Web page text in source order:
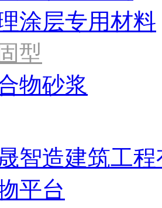
涂层专用材料
型
物砂浆
智造建筑工
平台